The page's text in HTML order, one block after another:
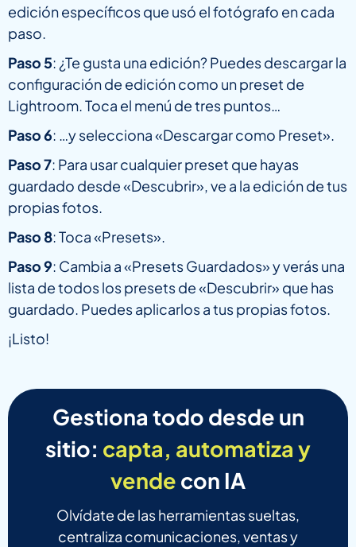
edición específicos que usó el fotógrafo en cada
paso.
Paso 5: ¿Te gusta una edición? Puedes descargar la
configuración de edición como un preset de
Lightroom. Toca el menú de tres puntos…
Paso 6: …y selecciona «Descargar como Preset».
Paso 7: Para usar cualquier preset que hayas
guardado desde «Descubrir», ve a la edición de tus
propias fotos.
Paso 8: Toca «Presets».
Paso 9: Cambia a «Presets Guardados» y verás una
lista de todos los presets de «Descubrir» que has
guardado. Puedes aplicarlos a tus propias fotos.
¡Listo!
Gestiona todo desde un
sitio: capta, automatiza y
vende con IA
Olvídate de las herramientas sueltas,
centraliza comunicaciones, ventas y